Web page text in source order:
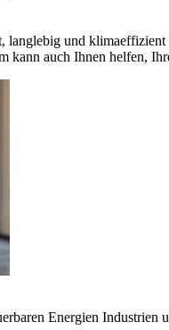
und
kann auch Ihnen helfen,
Energien